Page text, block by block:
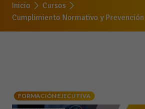
Inicio
Cursos
Cumplimiento Normativo y
FORMACIÓN EJECUTIVA